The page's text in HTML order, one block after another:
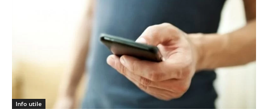
Info utile